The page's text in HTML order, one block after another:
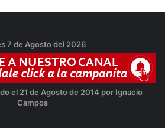
7 de Agosto del 2026
el 21 de Agosto de 2014 por Ignacio
Campos